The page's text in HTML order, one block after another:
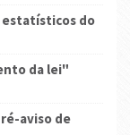
estatísticos do
da lei"
aviso de